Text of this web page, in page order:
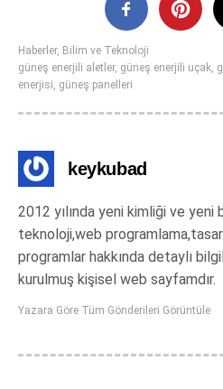
Haberler, Bilim ve Teknoloji
güneş enerjili aletler, güneş enerjili uçak,
enerjisi, güneş panelleri
keykubad
2012 yılında yeni kimliği ve yeni
teknoloji,web
programlar hakkında detaylı
kurulmuş kişisel web sayfamdır.
Yazara Göre Tüm Gönderileri Görüntüle